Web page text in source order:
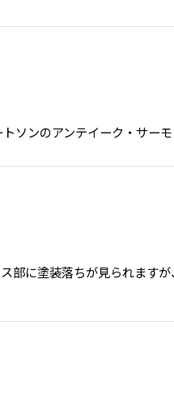
ソンのアンテイーク・サー
部に塗装落ちが見られます